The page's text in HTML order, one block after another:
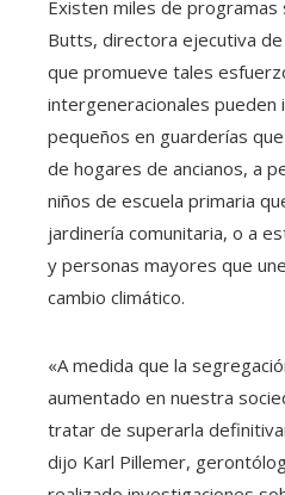
Existen miles de programas
Butts, directora ejecutiva
que promueve tales
intergeneracionales pueden
pequeños en guarderías
de hogares de ancianos, a
niños de escuela primaria
jardinería comunitaria, o a
y personas mayores que
cambio climático.
«A medida que la
aumentado en nuestra
tratar de superarla
dijo Karl Pillemer,